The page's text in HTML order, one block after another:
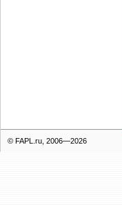
© FAPL.ru, 2006—2026